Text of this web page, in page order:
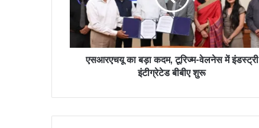
एसआरएचयू का बड़ा कदम, टूरिज्म-वेलनेस में इंडस्ट्री
इंटीग्रेटेड बीबीए शुरू